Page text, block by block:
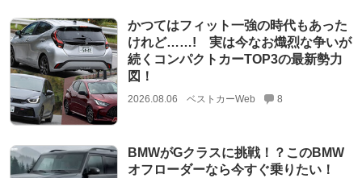
かつてはフィット一強の時代もあった
けれど……! 実は今なお熾烈な争いが
続くコンパクトカーTOP3の最新勢力
図！
2026.08.06 ベストカーWeb 8
BMWがGクラスに挑戦！？このBMW
オフローダーなら今すぐ乗りたい！